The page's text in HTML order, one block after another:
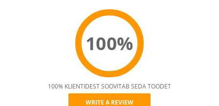
100%
100% KLIENTIDEST SOOVITAB SEDA TOODET
WRITE A REVIEW